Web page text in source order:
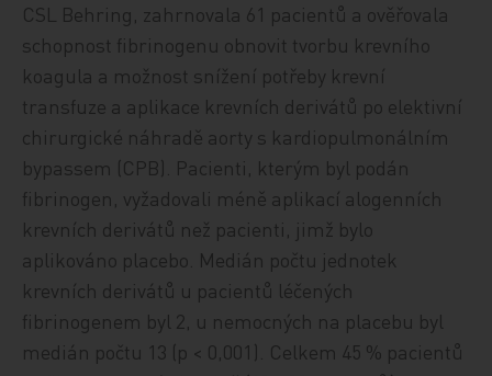
CSL Behring, zahrnovala 61 pacientů a ověřovala
schopnost fibrinogenu obnovit tvorbu krevního
koagula a možnost snížení potřeby krevní
transfuze a aplikace krevních derivátů po elektivní
chirurgické náhradě aorty s kardiopulmonálním
bypassem (CPB). Pacienti, kterým byl podán
fibrinogen, vyžadovali méně aplikací alogenních
krevních derivátů než pacienti, jimž bylo
aplikováno placebo. Medián počtu jednotek
krevních derivátů u pacientů léčených
fibrinogenem byl 2, u nemocných na placebu byl
medián počtu 13 (p < 0,001). Celkem 45 % pacientů